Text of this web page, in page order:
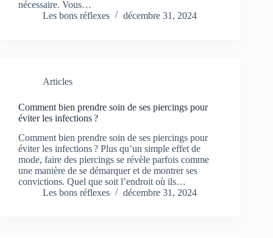
nécessaire. Vous…
Les bons réflexes
décembre 31, 2024
Articles
Comment bien prendre soin de ses piercings pour
éviter les infections ?
Comment bien prendre soin de ses piercings pour
éviter les infections ? Plus qu’un simple effet de
mode, faire des piercings se révèle parfois comme
une manière de se démarquer et de montrer ses
convictions. Quel que soit l’endroit où ils…
Les bons réflexes
décembre 31, 2024